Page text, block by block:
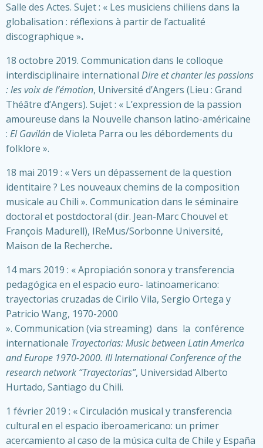
Salle des Actes. Sujet : « Les musiciens chiliens dans la
globalisation : réflexions à partir de l’actualité
discographique ».
18 octobre 2019. Communication dans le colloque
interdisciplinaire international Dire et chanter les passions
: les voix de l’émotion, Université d’Angers (Lieu : Grand
Théâtre d’Angers). Sujet : « L’expression de la passion
amoureuse dans la Nouvelle chanson latino-américaine
: El Gavilánde Violeta Parra ou les débordements du
folklore ».
18 mai 2019 : « Vers un dépassement de la question
identitaire ? Les nouveaux chemins de la composition
musicale au Chili ». Communication dans le séminaire
doctoral et postdoctoral (dir. Jean-Marc Chouvel et
François Madurell), IReMus/Sorbonne Université,
Maison de la Recherche.
14 mars 2019 : « Apropiación sonora y transferencia
pedagógica en el espacio euro- latinoamericano:
trayectorias cruzadas de Cirilo Vila, Sergio Ortega y
Patricio Wang, 1970-2000
». Communication (via streaming) dans la conférence
internationale Trayectorias: Music between Latin America
and Europe 1970-2000. III International Conference of the
research network “Trayectorias”, Universidad Alberto
Hurtado, Santiago du Chili.
1 février 2019 : « Circulación musical y transferencia
cultural en el espacio iberoamericano: un primer
acercamiento al caso de la música culta de Chile y España